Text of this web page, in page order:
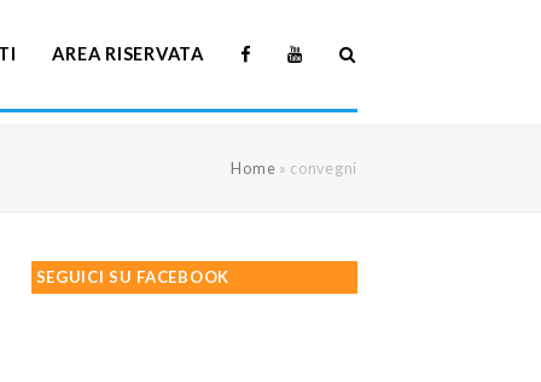
AREA RISERVATA
Home » convegni
SEGUICI SU FACEBOOK